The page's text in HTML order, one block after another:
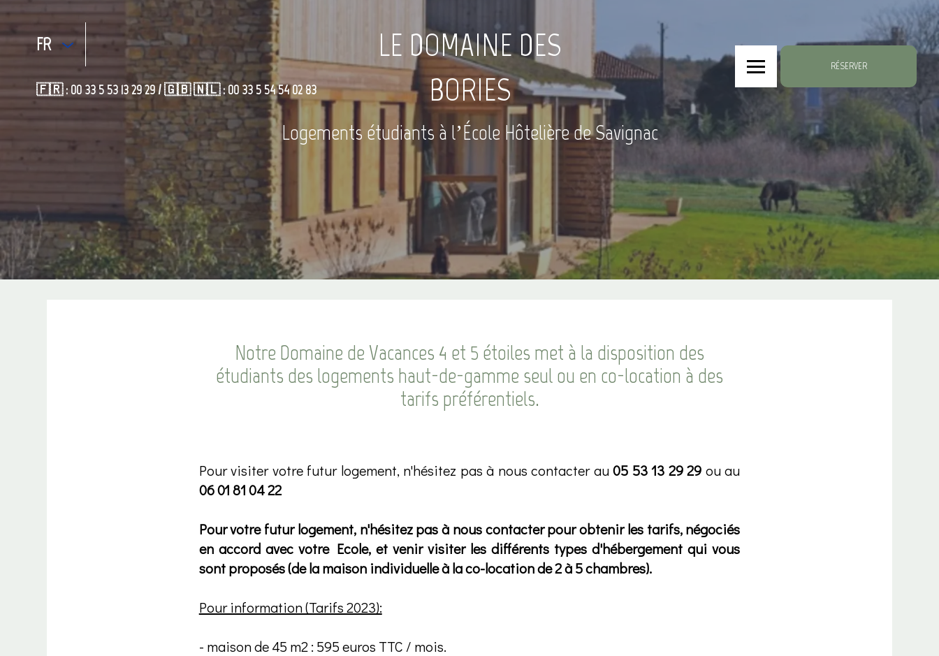
FR
🇫🇷 : 00 33 5 53 13 29 29 / 🇬🇧 🇳🇱 : 00 33 5 54 54 02 83
LE DOMAINE DES
BORIES
RÉSERVER
Logements étudiants à l’École Hôtelière de Savignac
Notre Domaine de Vacances 4 et 5 étoiles met à la disposition des
étudiants des logements haut-de-gamme seul ou en co-location à des
tarifs préférentiels.
Pour visiter votre futur logement, n'hésitez pas à nous contacter au05 53 13 29 29 ou au
06 01 81 04 22
Pour votre futur logement, n'hésitez pas à nous contacter pour obtenir les tarifs, négociés
en accord avec votre Ecole, et venir visiter les différents types d'hébergement qui vous
sont proposés (de la maison individuelle à la co-location de 2 à 5 chambres).
Pour information (Tarifs 2023):
- maison de 45 m2 : 595 euros TTC / mois.